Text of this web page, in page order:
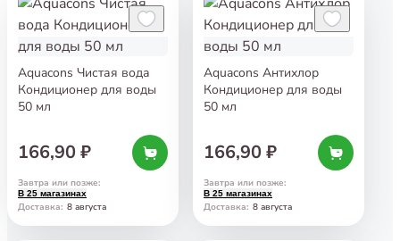
Aquacons Чистая вода
Кондиционер для воды
50 мл
166,90 ₽
Завтра или позже:
В 25 магазинах
Доставка: 8 августа
Aquacons Антихлор
Кондиционер для воды
50 мл
166,90 ₽
Завтра или позже:
В 25 магазинах
Доставка: 8 августа